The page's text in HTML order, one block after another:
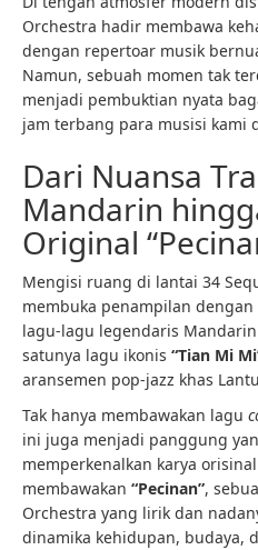
Orchestra hadir membawa
dengan repertoar musik
Namun, sebuah momen tak
menjadi pembuktian nyata
jam terbang para musisi kami
Dari Nuansa
Mandarin
Original
Mengisi ruang di lantai 34
membuka penampilan
lagu-lagu legendaris
satunya lagu ikonis “Tian Mi
aransemen pop-jazz khas
Tak hanya membawakan lagu
ini juga menjadi panggung
memperkenalkan karya
membawakan “Pecinan”,
Orchestra yang lirik dan
dinamika kehidupan, budaya,